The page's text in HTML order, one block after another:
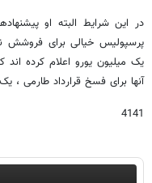
در این شرایط البته او
پرسپولیس خیالی برای فروشش
یک میلیون یورو اعلام کرده
آنها برای فسخ قرارداد طارمی ،
4141